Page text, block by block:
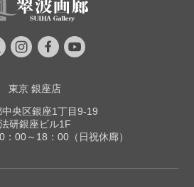
東京 銀座店
央区銀座1丁目9-19
法研銀座ビル1F
00～18：00（日祝休廊）